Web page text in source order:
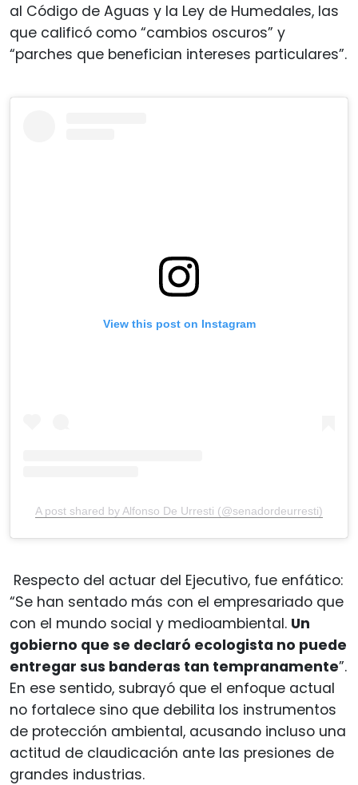
al Código de Aguas y la Ley de Humedales, las
que calificó como “cambios oscuros” y
“parches que benefician intereses particulares”.
View this post on Instagram
A post shared by Alfonso De Urresti (@senadordeurresti)
Respecto del actuar del Ejecutivo, fue enfático:
“Se han sentado más con el empresariado que
con el mundo social y medioambiental. Un
gobierno que se declaró ecologista no puede
entregar sus banderas tan tempranamente”.
En ese sentido, subrayó que el enfoque actual
no fortalece sino que debilita los instrumentos
de protección ambiental, acusando incluso una
actitud de claudicación ante las presiones de
grandes industrias.